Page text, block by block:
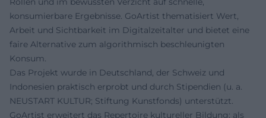
konsumierbare Ergebnisse. GoArtist thematisiert Wert,
Arbeit und Sichtbarkeit im Digitalzeitalter und bietet eine
faire Alternative zum algorithmisch beschleunigten
Konsum.
Das Projekt wurde in Deutschland, der Schweiz und
Indonesien praktisch erprobt und durch Stipendien (u. a.
NEUSTART KULTUR; Stiftung Kunstfonds) unterstützt.
GoArtist erweitert das Repertoire kultureller Bildung: als